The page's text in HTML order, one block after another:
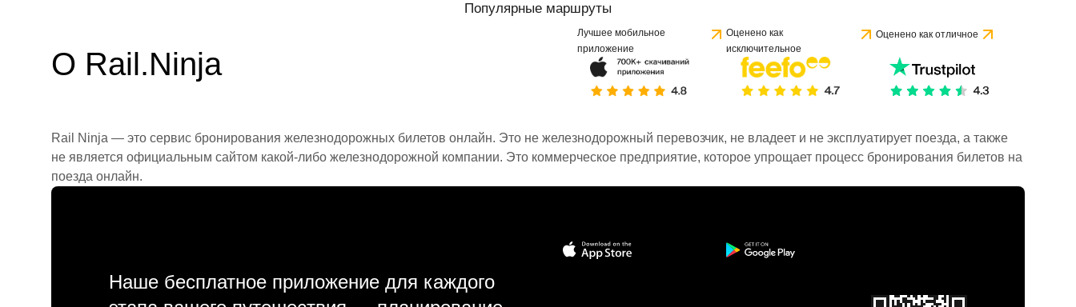
Популярные маршруты
О Rail.Ninja
Лучшее мобильное
приложение
Оценено как
исключительное
Оценено как отличное
Rail Ninja — это сервис бронирования железнодорожных билетов онлайн. Это не железнодорожный перевозчик, не владеет и не эксплуатирует поезда, а также
не является официальным сайтом какой-либо железнодорожной компании. Это коммерческое предприятие, которое упрощает процесс бронирования билетов на
поезда онлайн.
Наше бесплатное приложение для каждого